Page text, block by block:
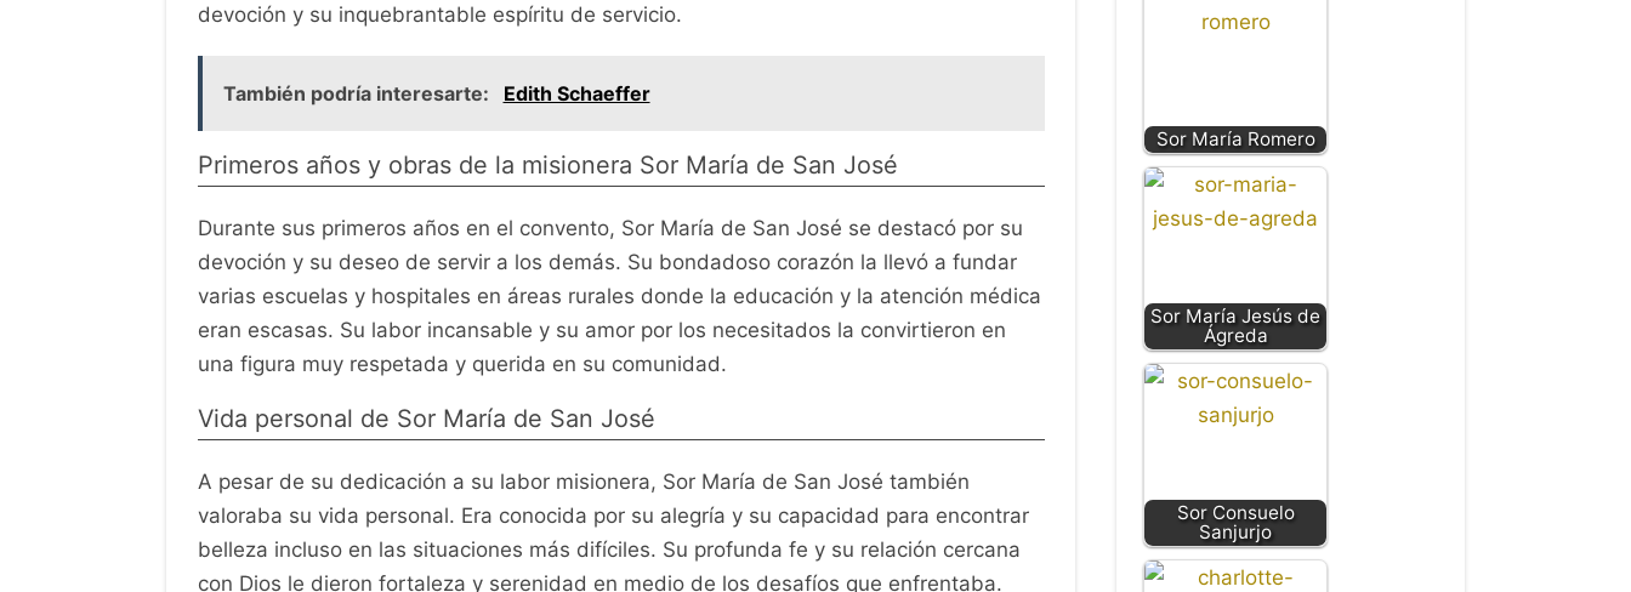
devoción y su inquebrantable espíritu de servicio.
También podría interesarte: Edith Schaeffer
Primeros años y obras de la misionera Sor María de San José
Durante sus primeros años en el convento, Sor María de San José se destacó por su
devoción y su deseo de servir a los demás. Su bondadoso corazón la llevó a fundar
varias escuelas y hospitales en áreas rurales donde la educación y la atención médica
eran escasas. Su labor incansable y su amor por los necesitados la convirtieron en
una figura muy respetada y querida en su comunidad.
Vida personal de Sor María de San José
A pesar de su dedicación a su labor misionera, Sor María de San José también
valoraba su vida personal. Era conocida por su alegría y su capacidad para encontrar
belleza incluso en las situaciones más difíciles. Su profunda fe y su relación cercana
con Dios le dieron fortaleza y serenidad en medio de los desafíos que enfrentaba.
Sor María Romero
Sor María Jesús de
Ágreda
Sor Consuelo
Sanjurjo